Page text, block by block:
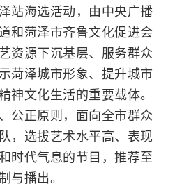
站海选活动，由中央广播
和菏泽市齐鲁文化促进会
资源下沉基层、服务群众
菏泽城市形象、提升城市
神文化生活的重要载体。
公正原则，面向全市群众
，选拔艺术水平高、表现
时代气息的节目，推荐至
与播出。